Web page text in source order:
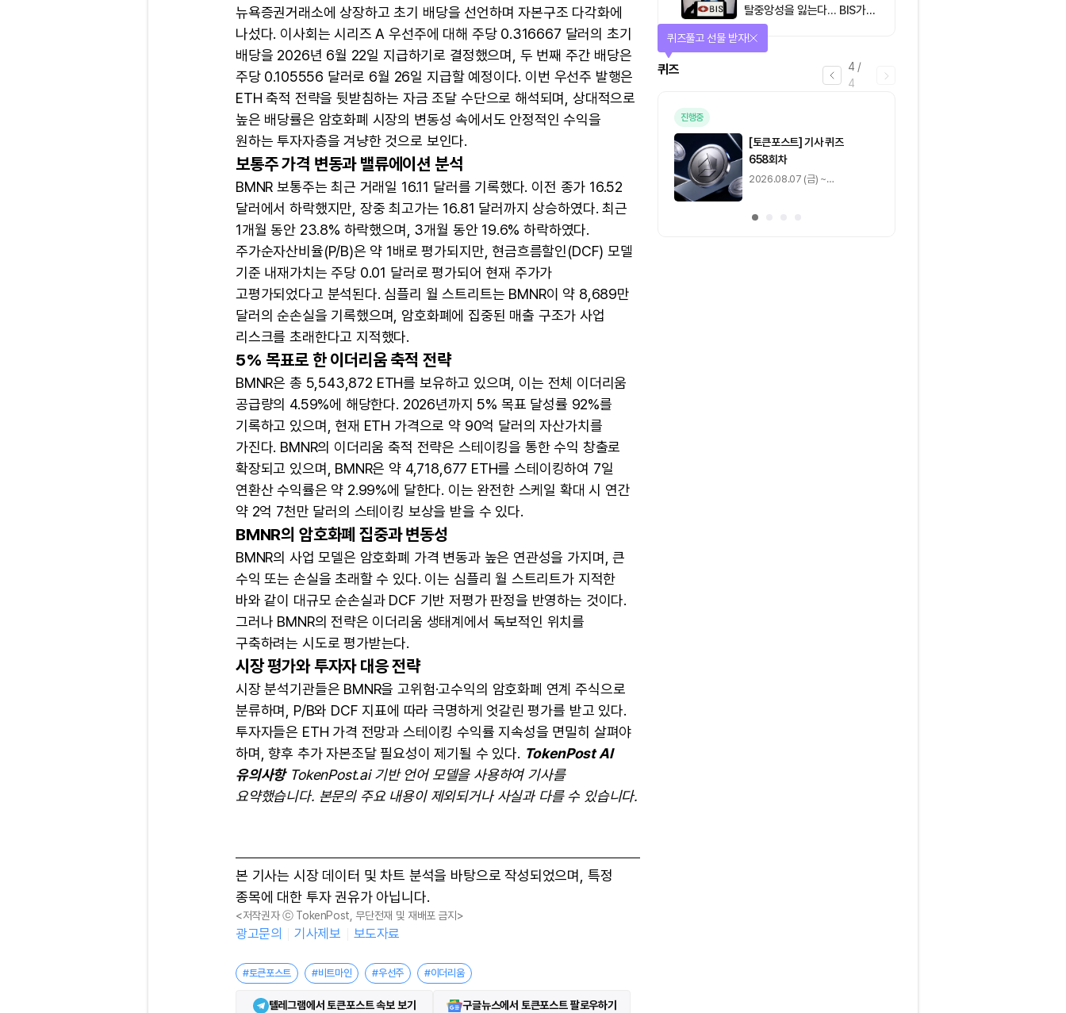
뉴욕증권거래소에 상장하고 초기 배당을 선언하며 자본구조 다각화에
나섰다. 이사회는 시리즈 A 우선주에 대해 주당 0.316667 달러의 초기
배당을 2026년 6월 22일 지급하기로 결정했으며, 두 번째 주간 배당은
주당 0.105556 달러로 6월 26일 지급할 예정이다. 이번 우선주 발행은
ETH 축적 전략을 뒷받침하는 자금 조달 수단으로 해석되며, 상대적으로
높은 배당률은 암호화폐 시장의 변동성 속에서도 안정적인 수익을
원하는 투자자층을 겨냥한 것으로 보인다.
보통주 가격 변동과 밸류에이션 분석
BMNR 보통주는 최근 거래일 16.11 달러를 기록했다. 이전 종가 16.52
달러에서 하락했지만, 장중 최고가는 16.81 달러까지 상승하였다. 최근
1개월 동안 23.8% 하락했으며, 3개월 동안 19.6% 하락하였다.
주가순자산비율(P/B)은 약 1배로 평가되지만, 현금흐름할인(DCF) 모델
기준 내재가치는 주당 0.01 달러로 평가되어 현재 주가가
고평가되었다고 분석된다. 심플리 월 스트리트는 BMNR이 약 8,689만
달러의 순손실을 기록했으며, 암호화폐에 집중된 매출 구조가 사업
리스크를 초래한다고 지적했다.
5% 목표로 한 이더리움 축적 전략
BMNR은 총 5,543,872 ETH를 보유하고 있으며, 이는 전체 이더리움
공급량의 4.59%에 해당한다. 2026년까지 5% 목표 달성률 92%를
기록하고 있으며, 현재 ETH 가격으로 약 90억 달러의 자산가치를
가진다. BMNR의 이더리움 축적 전략은 스테이킹을 통한 수익 창출로
확장되고 있으며, BMNR은 약 4,718,677 ETH를 스테이킹하여 7일
연환산 수익률은 약 2.99%에 달한다. 이는 완전한 스케일 확대 시 연간
약 2억 7천만 달러의 스테이킹 보상을 받을 수 있다.
BMNR의 암호화폐 집중과 변동성
BMNR의 사업 모델은 암호화폐 가격 변동과 높은 연관성을 가지며, 큰
수익 또는 손실을 초래할 수 있다. 이는 심플리 월 스트리트가 지적한
바와 같이 대규모 순손실과 DCF 기반 저평가 판정을 반영하는 것이다.
그러나 BMNR의 전략은 이더리움 생태계에서 독보적인 위치를
구축하려는 시도로 평가받는다.
시장 평가와 투자자 대응 전략
시장 분석기관들은 BMNR을 고위험·고수익의 암호화폐 연계 주식으로
분류하며, P/B와 DCF 지표에 따라 극명하게 엇갈린 평가를 받고 있다.
투자자들은 ETH 가격 전망과 스테이킹 수익률 지속성을 면밀히 살펴야
하며, 향후 추가 자본조달 필요성이 제기될 수 있다. TokenPost AI
유의사항TokenPost.ai 기반 언어 모델을 사용하여 기사를
요약했습니다. 본문의 주요 내용이 제외되거나 사실과 다를 수 있습니다.
본 기사는 시장 데이터 및 차트 분석을 바탕으로 작성되었으며, 특정
종목에 대한 투자 권유가 아닙니다.
<저작권자 ⓒ TokenPost, 무단전재 및 재배포 금지>
광고문의 기사제보 보도자료
#토큰포스트 #비트마인 #우선주 #이더리움
텔레그램에서 토큰포스트 속보 보기 구글뉴스에서 토큰포스트 팔로우하기
탈중앙성을 잃는다… BIS가
짚은 블록체인 ‘분열의 경제
4 /
4
퀴즈
퀴즈풀고 선물 받자!
진행중
[토큰포스트] 기사 퀴즈
658회차
2026.08.07 (금) ~